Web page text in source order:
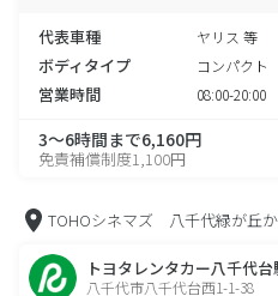
代表車種 ヤリス 等
ボディタイプ コンパクト
営業時間 08:00-20:00
3～6時間まで6,160円
免責補償制度1,100円
TOHOシネマズ 八千代緑が丘
トヨタレンタカー八千代台
八千代市八千代台西1-1-38